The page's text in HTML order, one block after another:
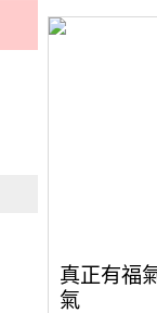
真正有福
氣